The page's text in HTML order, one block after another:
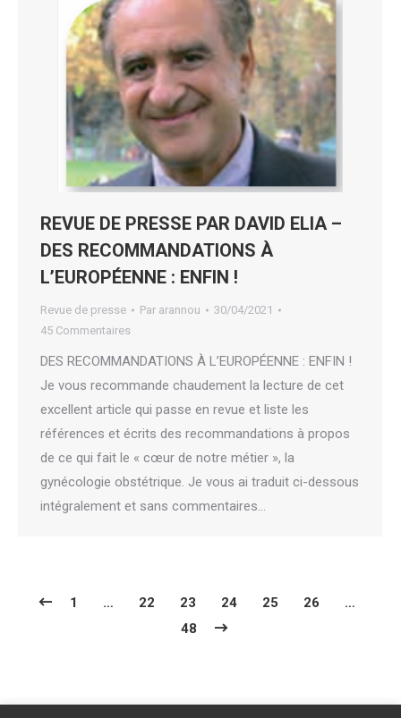
REVUE DE PRESSE PAR DAVID ELIA –
DES RECOMMANDATIONS À
L’EUROPÉENNE : ENFIN !
Revue de presse Par arannou
30/04/2021
45 Commentaires
DES RECOMMANDATIONS À L’EUROPÉENNE : ENFIN !
Je vous recommande chaudement la lecture de cet
excellent article qui passe en revue et liste les
références et écrits des recommandations à propos
de ce qui fait le « cœur de notre métier », la
gynécologie obstétrique. Je vous ai traduit ci-dessous
intégralement et sans commentaires…
1 … 22 23 24 25 26
…
48